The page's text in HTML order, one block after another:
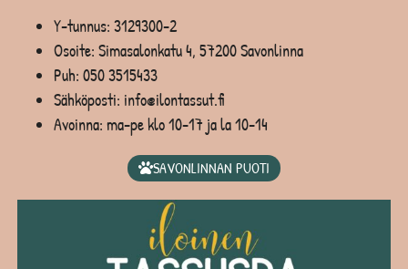
Y-tunnus: 3129300-2
Osoite: Simasalonkatu 4, 57200 Savonlinna
Puh: 050 3515433
Sähköposti: info@ilontassut.fi
Avoinna: ma-pe klo 10-17 ja la 10-14
SAVONLINNAN PUOTI